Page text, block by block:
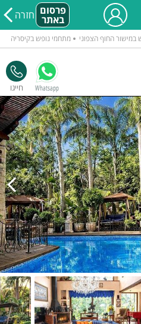
פרסום
באתר חזרה
במישור החוף הצפוני מתחמי נופש בקיסריה
Whatsapp